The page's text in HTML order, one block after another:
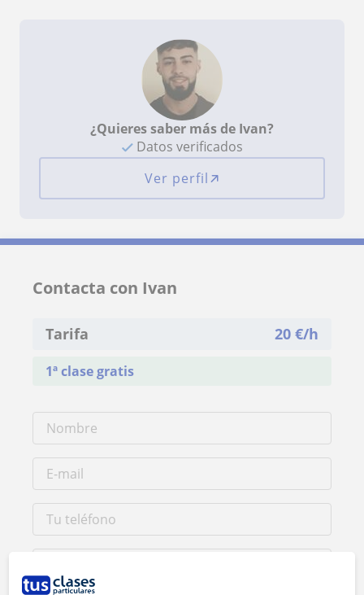
¿Quieres saber más de Ivan?
Datos verificados
Ver perfil
Contacta con Ivan
Tarifa 20 €/h
1ª clase gratis